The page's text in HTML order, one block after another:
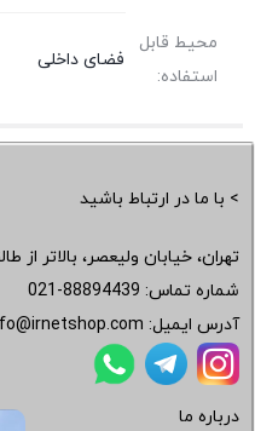
محیط قابل
استفاده:
فضای داخلی
> با ما در ارتباط باشید
تهران، خیابان ولیعصر، بالاتر از
شماره تماس: 021-88894439
آدرس ایمیل:
درباره ما